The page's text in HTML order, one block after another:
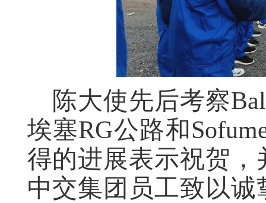
陈大使先后考察
埃塞RG公路和
得的进展表示祝贺
中交集团员工致以